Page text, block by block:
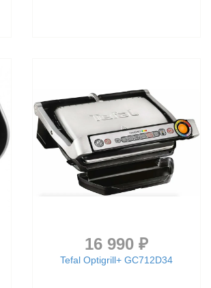
16 990 ₽
Tefal Optigrill+ GC712D34